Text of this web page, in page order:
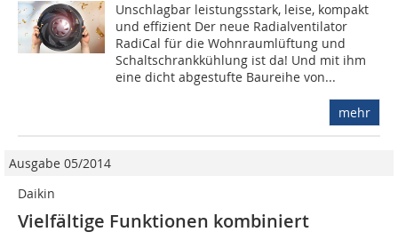
Unschlagbar leistungsstark, leise, kompakt
und effizient Der neue Radialventilator
RadiCal für die Wohnraumlüftung und
Schaltschrankkühlung ist da! Und mit ihm
eine dicht abgestufte Baureihe von...
mehr
Ausgabe 05/2014
Daikin
Vielfältige Funktionen kombiniert